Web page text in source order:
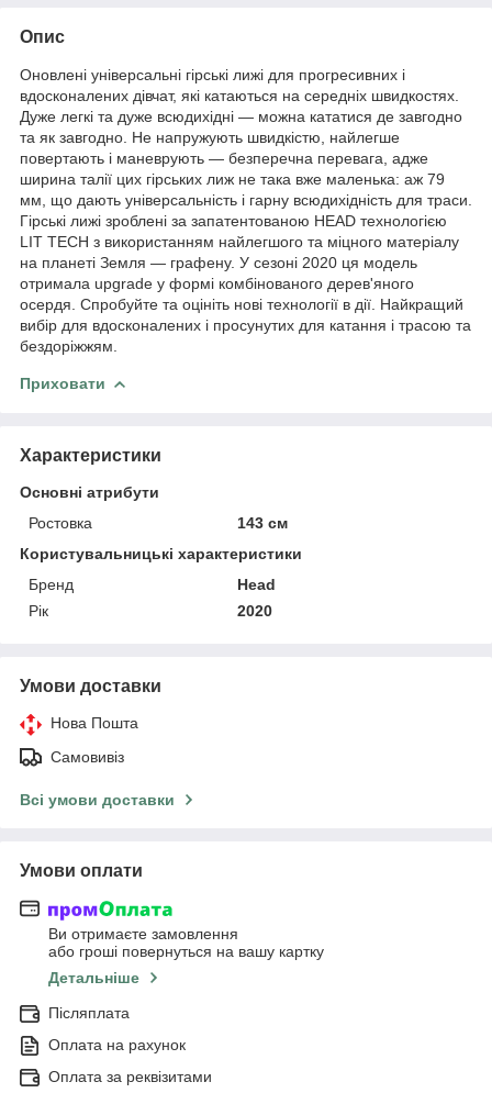
Опис
Оновлені універсальні гірські лижі для прогресивних і
вдосконалених дівчат, які катаються на середніх швидкостях.
Дуже легкі та дуже всюдихідні — можна кататися де завгодно
та як завгодно. Не напружують швидкістю, найлегше
повертають і маневрують — безперечна перевага, адже
ширина талії цих гірських лиж не така вже маленька: аж 79
мм, що дають універсальність і гарну всюдихідність для траси.
Гірські лижі зроблені за запатентованою HEAD технологією
LIT TECH з використанням найлегшого та міцного матеріалу
на планеті Земля — графену. У сезоні 2020 ця модель
отримала upgrade у формі комбінованого дерев'яного
осердя. Спробуйте та оцініть нові технології в дії. Найкращий
вибір для вдосконалених і просунутих для катання і трасою та
бездоріжжям.
Приховати
Характеристики
Основні атрибути
Ростовка
143 см
Користувальницькі характеристики
Бренд
Head
Рік
2020
Умови доставки
Нова Пошта
Самовивіз
Всі умови доставки
Умови оплати
Ви отримаєте замовлення
або гроші повернуться на вашу картку
Детальніше
Післяплата
Оплата на рахунок
Оплата за реквізитами